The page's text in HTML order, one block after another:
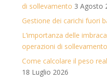
di sollevamento 3 Agosto
Gestione dei carichi fuori
L’importanza delle
operazioni di sollevamento
Come calcolare il peso
18 Luglio 2026